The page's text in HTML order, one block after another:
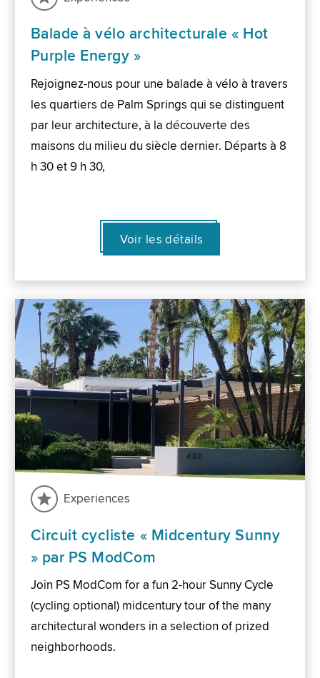
Balade à vélo architecturale « Hot
Purple Energy »
Rejoignez-nous pour une balade à vélo à travers
les quartiers de Palm Springs qui se distinguent
par leur architecture, à la découverte des
maisons du milieu du siècle dernier. Départs à 8
h 30 et 9 h 30,
Voir les détails
Experiences
Circuit cycliste « Midcentury Sunny
» par PS ModCom
Join PS ModCom for a fun 2-hour Sunny Cycle
(cycling optional) midcentury tour of the many
architectural wonders in a selection of prized
neighborhoods.